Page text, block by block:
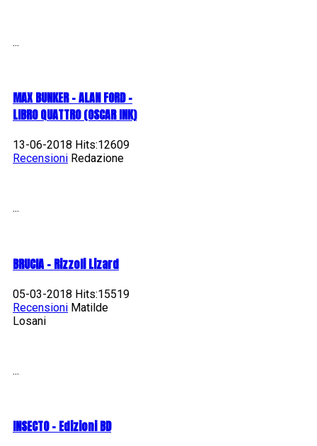
...
MAX BUNKER – ALAN FORD –
LIBRO QUATTRO (OSCAR INK)
13-06-2018 Hits:12609
Recensioni Redazione
...
BRUCIA - Rizzoli Lizard
05-03-2018 Hits:15519
Recensioni Matilde
Losani
...
INSECTO - Edizioni BD